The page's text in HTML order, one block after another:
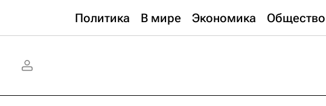
Политика В мире Экономика Общество